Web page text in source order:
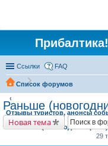
Ссылки FAQ
Список форумов
Отзывы туристов, анонсы
Раньше (новогодний архив)
Раньше
Новая тема
29